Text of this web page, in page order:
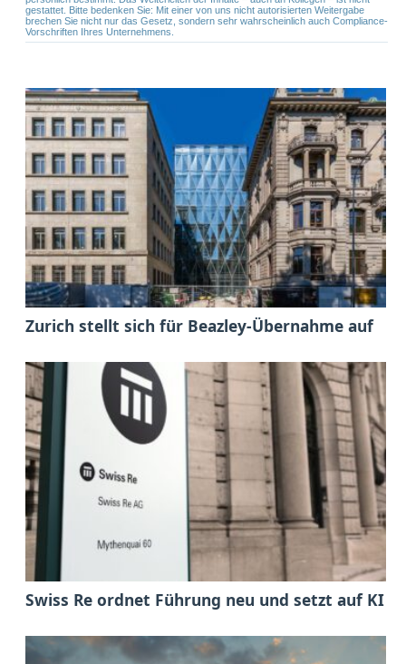
gestattet. Bitte bedenken Sie: Mit einer von uns nicht autorisierten Weitergabe
brechen Sie nicht nur das Gesetz, sondern sehr wahrscheinlich auch Compliance-
Vorschriften Ihres Unternehmens.
Zurich stellt sich für Beazley-Übernahme auf
Swiss Re ordnet Führung neu und setzt auf KI